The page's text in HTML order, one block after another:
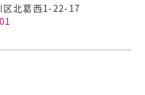
区北葛西1-22-17